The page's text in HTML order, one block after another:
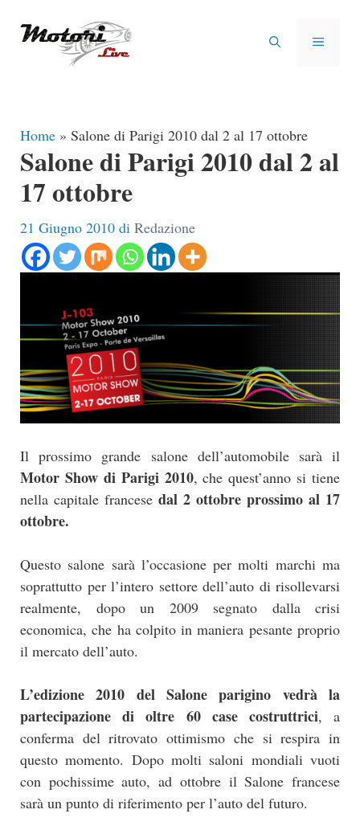
MENU
Home » Salone di Parigi 2010 dal 2 al 17 ottobre
Salone di Parigi 2010 dal 2 al
17 ottobre
21 Giugno 2010 di Redazione
Il prossimo grande salone dell’automobile sarà il
Motor Show di Parigi 2010, che quest’anno si tiene
nella capitale francese dal 2 ottobre prossimo al 17
ottobre.
Questo salone sarà l’occasione per molti marchi ma
soprattutto per l’intero settore dell’auto di risollevarsi
realmente, dopo un 2009 segnato dalla crisi
economica, che ha colpito in maniera pesante proprio
il mercato dell’auto.
L’edizione 2010 del Salone parigino vedrà la
partecipazione di oltre 60 case costruttrici, a
conferma del ritrovato ottimismo che si respira in
questo momento. Dopo molti saloni mondiali vuoti
con pochissime auto, ad ottobre il Salone francese
sarà un punto di riferimento per l’auto del futuro.